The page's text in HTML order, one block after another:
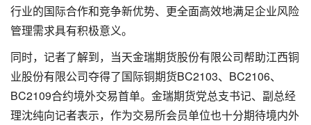
行业的国际合作和竞争新优势、更全面高效地满足企业风险
管理需求具有积极意义。
同时，记者了解到，当天金瑞期货股份有限公司帮助江西铜
业股份有限公司夺得了国际铜期货BC2103、BC2106、
BC2109合约境外交易首单。金瑞期货党总支书记、副总经
理沈纯向记者表示，作为交易所会员单位也十分期待境内外